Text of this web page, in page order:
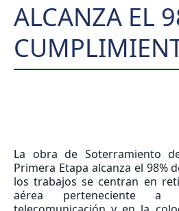
ALCANZA EL
La obra de Soterramiento
Primera Etapa alcanza el 98%
los trabajos se centran en
aérea perteneciente